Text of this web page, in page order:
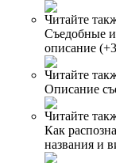
Читайте
Съедобные
описание
Читайте
Описание
Читайте
Как
названия и